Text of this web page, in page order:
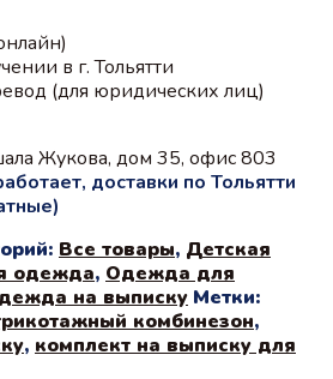
в г. Тольятти
(для юридических лиц)
Жукова, дом 35, офис 803
доставки по Тольятти
Все товары, Детская
одежда, Одежда для
на выписку Метки:
комбинезон,
, комплект на выписку для